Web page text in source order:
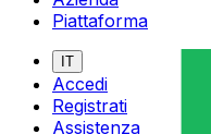
Piattaforma
IT
Accedi
Registrati
Assistenza